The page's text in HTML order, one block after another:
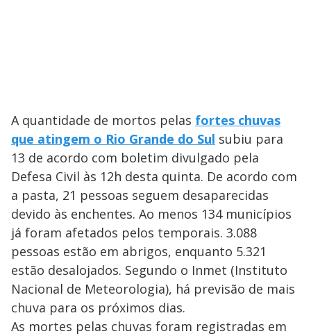
A quantidade de mortos pelas fortes chuvas
que atingem o Rio Grande do Sul subiu para
13 de acordo com boletim divulgado pela
Defesa Civil às 12h desta quinta. De acordo com
a pasta, 21 pessoas seguem desaparecidas
devido às enchentes. Ao menos 134 municípios
já foram afetados pelos temporais. 3.088
pessoas estão em abrigos, enquanto 5.321
estão desalojados. Segundo o Inmet (Instituto
Nacional de Meteorologia), há previsão de mais
chuva para os próximos dias.
As mortes pelas chuvas foram registradas em